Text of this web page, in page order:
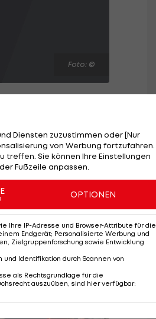
Foto: ©
Nationalspieler
schon während
den Saisonstart
Newcastle trifft. Der
gegen
Diensten zuzustimmen oder [Nur
von Werbung fortzufahren.
treffen. Sie können Ihre Einstellungen
Fußzeile anpassen.
OPTIONEN
Ihre IP-Adresse und Browser-Attribute für die
Endgerät; Personalisierte Werbung und
Zielgruppenforschung sowie Entwicklung
und Identifikation durch Scannen von
als Rechtsgrundlage für die
auszuüben, sind hier verfügbar: